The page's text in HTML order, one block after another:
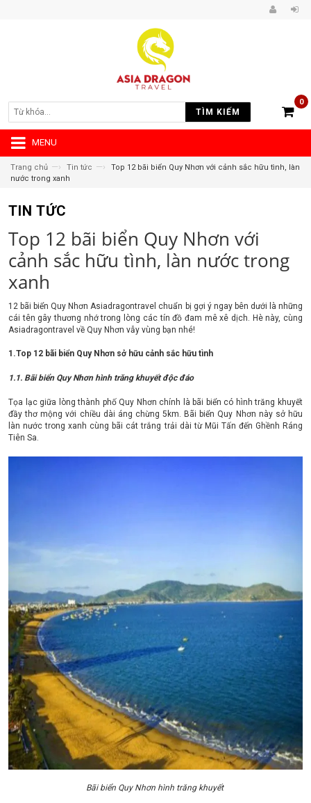
TÌM KIẾM
0
MENU
Trang chủ —› Tin tức —›
Top 12 bãi biển Quy Nhơn với cảnh sắc hữu tình, làn
nước trong xanh
TIN TỨC
Top 12 bãi biển Quy Nhơn với
cảnh sắc hữu tình, làn nước trong
xanh
12 bãi biển Quy Nhơn Asiadragontravel chuẩn bị gợi ý ngay bên dưới là những
cái tên gây thương nhớ trong lòng các tín đồ đam mê xê dịch. Hè này, cùng
Asiadragontravel về Quy Nhơn vẫy vùng bạn nhé!
1.Top 12 bãi biển Quy Nhơn sở hữu cảnh sắc hữu tình
1.1. Bãi biển Quy Nhơn hình trăng khuyết độc đáo
Tọa lạc giữa lòng thành phố Quy Nhơn chính là bãi biển có hình trăng khuyết
đầy thơ mộng với chiều dài áng chừng 5km. Bãi biển Quy Nhơn này sở hữu
làn nước trong xanh cùng bãi cát trắng trải dài từ Mũi Tấn đến Ghềnh Ráng
Tiên Sa.
Bãi biển Quy Nhơn hình trăng khuyết